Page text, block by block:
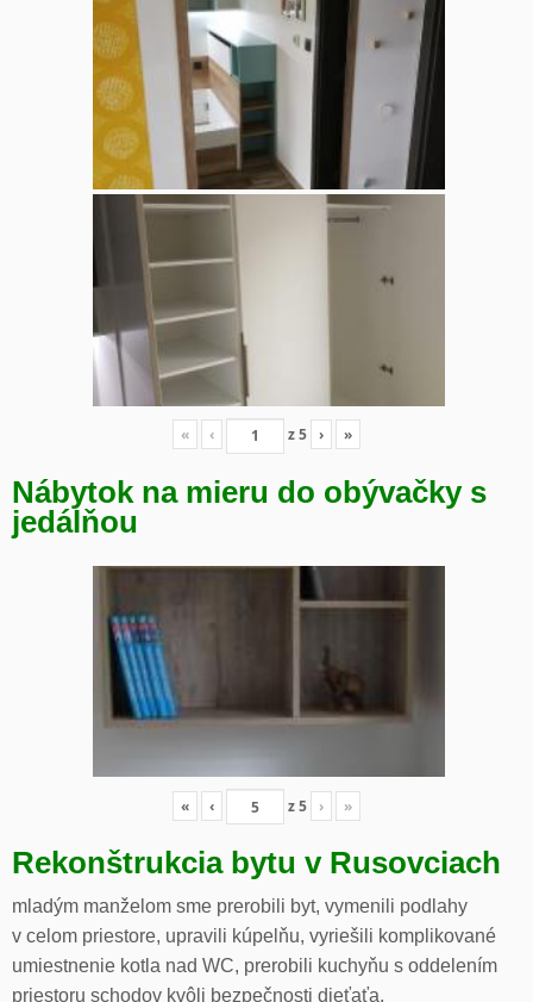
« ‹ z5 › »
Nábytok na mieru do obývačky s
jedálňou
« ‹ z5 › »
Rekonštrukcia bytu v Rusovciach
mladým manželom sme prerobili byt, vymenili podlahy
v celom priestore, upravili kúpelňu, vyriešili komplikované
umiestnenie kotla nad WC, prerobili kuchyňu s oddelením
priestoru schodov kvôli bezpečnosti dieťaťa.